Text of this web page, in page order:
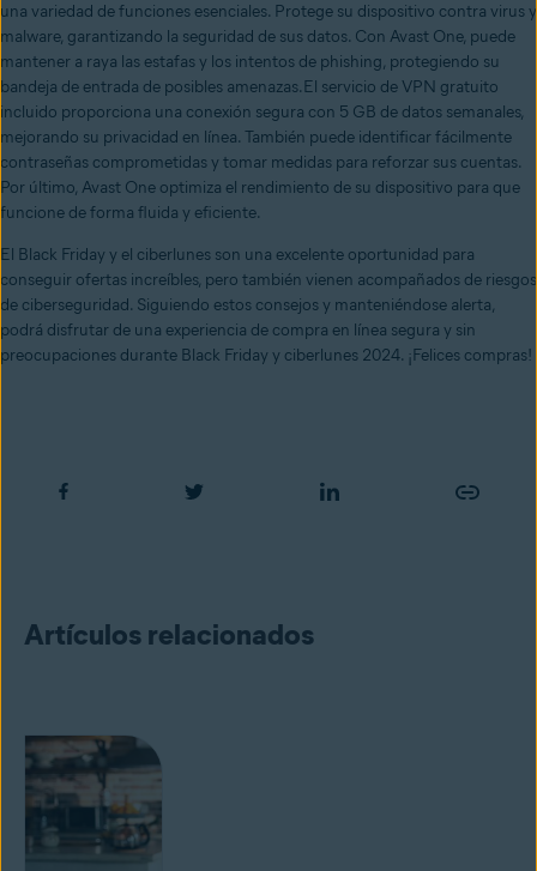
una variedad de funciones esenciales. Protege su dispositivo contra virus y
malware, garantizando la seguridad de sus datos. Con Avast One, puede
mantener a raya las estafas y los intentos de phishing, protegiendo su
bandeja de entrada de posibles amenazas.El servicio de VPN gratuito
incluido proporciona una conexión segura con 5 GB de datos semanales,
mejorando su privacidad en línea. También puede identificar fácilmente
contraseñas comprometidas y tomar medidas para reforzar sus cuentas.
Por último, Avast One optimiza el rendimiento de su dispositivo para que
funcione de forma fluida y eficiente.
El Black Friday y el ciberlunes son una excelente oportunidad para
conseguir ofertas increíbles, pero también vienen acompañados de riesgos
de ciberseguridad. Siguiendo estos consejos y manteniéndose alerta,
podrá disfrutar de una experiencia de compra en línea segura y sin
preocupaciones durante Black Friday y ciberlunes 2024. ¡Felices compras!
Artículos relacionados